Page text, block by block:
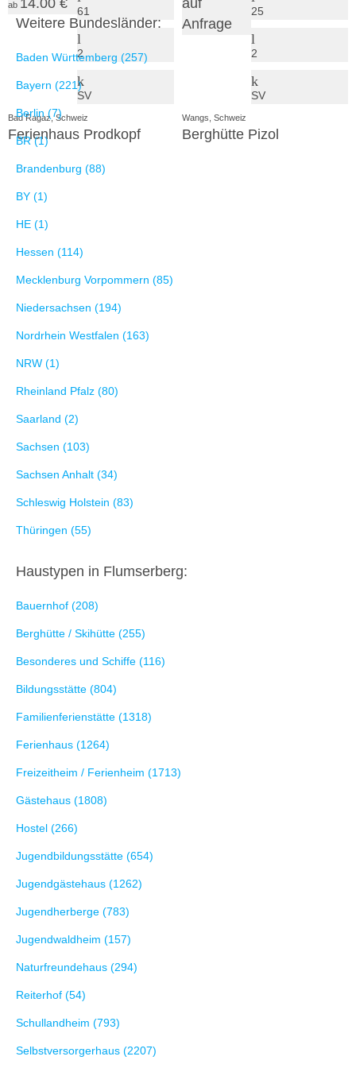
ab 14.00 € 61
2
SV
Bad Ragaz, Schweiz
Ferienhaus Prodkopf
auf
Anfrage
25
2
SV
Wangs, Schweiz
Berghütte Pizol
Weitere Bundesländer:
Baden Württemberg (257)
Bayern (221)
Berlin (7)
BR (1)
Brandenburg (88)
BY (1)
HE (1)
Hessen (114)
Mecklenburg Vorpommern (85)
Niedersachsen (194)
Nordrhein Westfalen (163)
NRW (1)
Rheinland Pfalz (80)
Saarland (2)
Sachsen (103)
Sachsen Anhalt (34)
Schleswig Holstein (83)
Thüringen (55)
Haustypen in Flumserberg:
Bauernhof (208)
Berghütte / Skihütte (255)
Besonderes und Schiffe (116)
Bildungsstätte (804)
Familienferienstätte (1318)
Ferienhaus (1264)
Freizeitheim / Ferienheim (1713)
Gästehaus (1808)
Hostel (266)
Jugendbildungsstätte (654)
Jugendgästehaus (1262)
Jugendherberge (783)
Jugendwaldheim (157)
Naturfreundehaus (294)
Reiterhof (54)
Schullandheim (793)
Selbstversorgerhaus (2207)